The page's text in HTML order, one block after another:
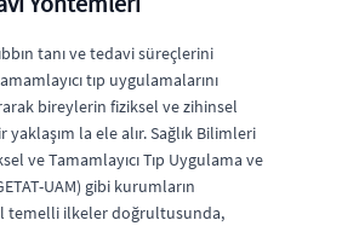
tanı ve tedavi süreçlerini
tıp uygulamalarını
bireylerin fiziksel ve zihinsel
yaklaşım la ele alır. Sağlık Bilimleri
ve Tamamlayıcı Tıp Uygulama ve
UAM) gibi kurumların
temelli ilkeler doğrultusunda,